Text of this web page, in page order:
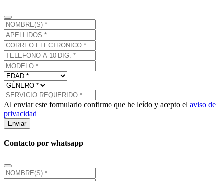
Al enviar este formulario confirmo que he leído y acepto el aviso de
privacidad
Enviar
Contacto por whatsapp